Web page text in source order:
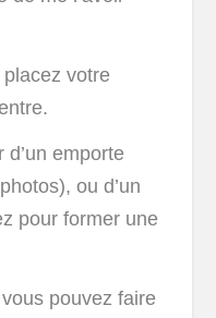
votre
emporte
ou d’un
pour former une
pouvez faire